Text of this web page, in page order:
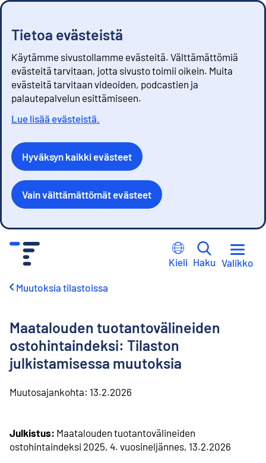
Tietoa evästeistä
Käytämme sivustollamme evästeitä. Välttämättömiä
evästeitä tarvitaan, jotta sivusto toimii oikein. Muita
evästeitä tarvitaan videoiden, podcastien ja
palautepalvelun esittämiseen.
Lue lisää evästeistä.
Hyväksyn kaikki evästeet
Vain välttämättömät evästeet
Kieli Haku Valikko
Muutoksia tilastoissa
Maatalouden tuotantovälineiden
ostohintaindeksi: Tilaston
julkistamisessa muutoksia
Muutosajankohta: 13.2.2026
Julkistus: Maatalouden tuotantovälineiden
ostohintaindeksi 2025, 4. vuosineljännes, 13.2.2026